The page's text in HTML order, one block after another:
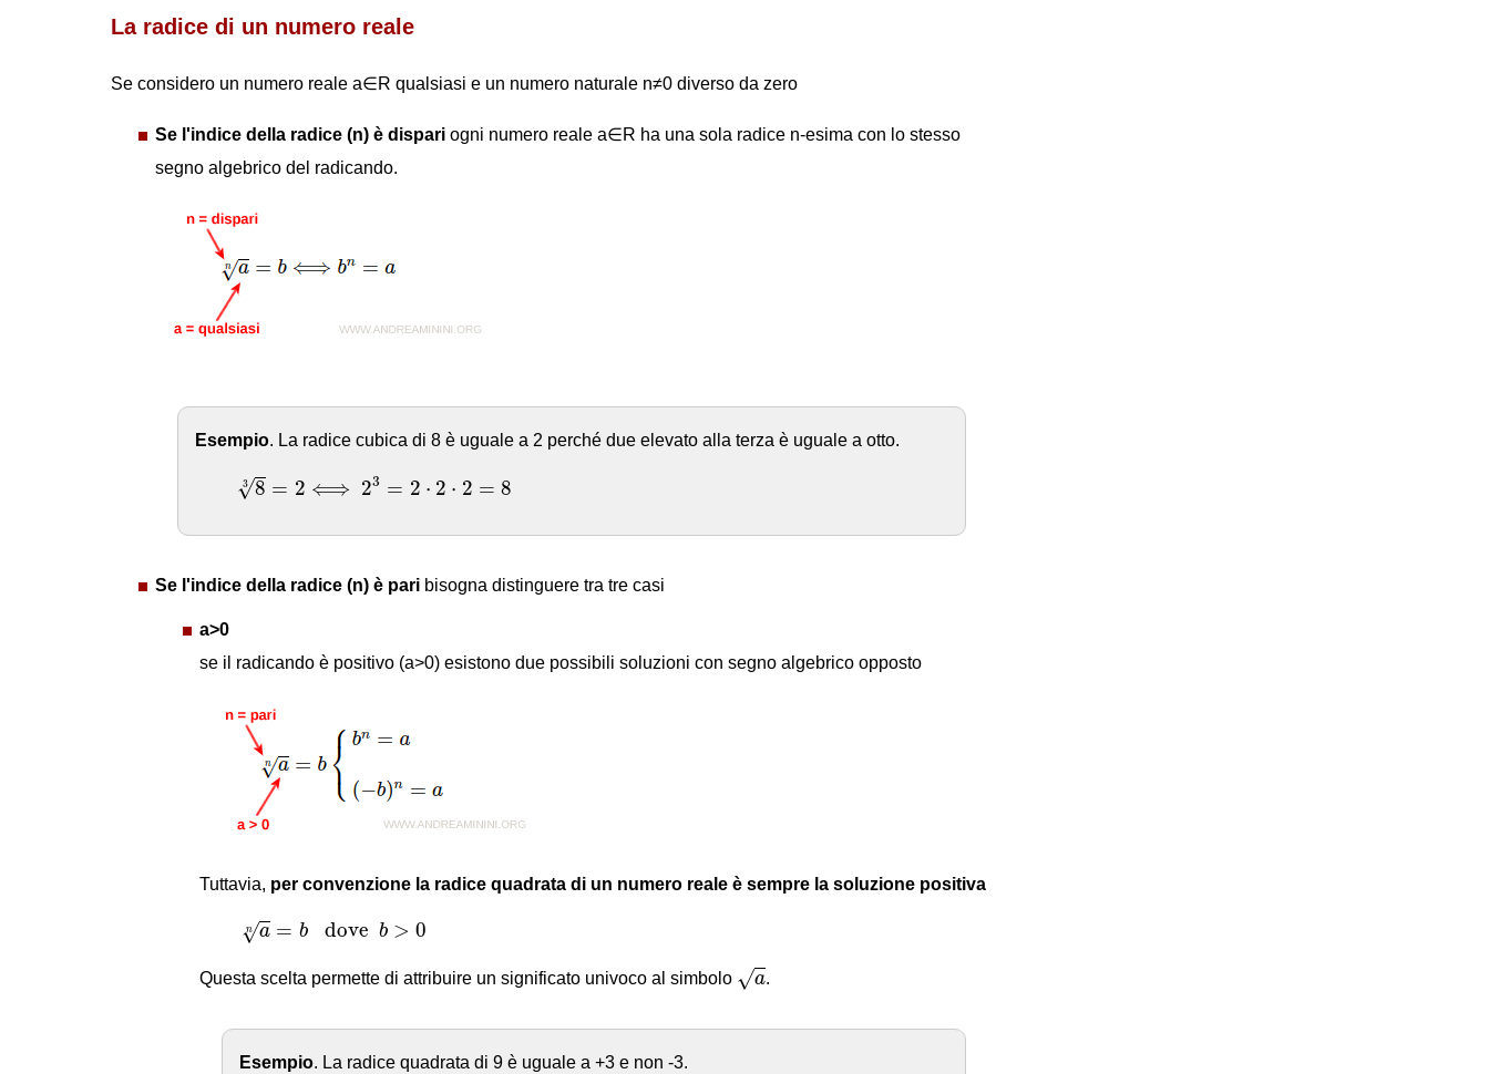
La radice di un numero reale
Se considero un numero reale a∈R qualsiasi e un numero naturale n≠0 diverso da zero
Se l'indice della radice (n) è dispari ogni numero reale a∈R ha una sola radice n-esima con lo stesso
segno algebrico del radicando.
Esempio. La radice cubica di 8 è uguale a 2 perché due elevato alla terza è uguale a otto.
3
√8 = 2 ⟺ 23 = 2 ⋅ 2 ⋅ 2 = 8
3= 23 ⋅2 2 8
Se l'indice della radice (n) è pari bisogna distinguere tra tre casi
a>0
se il radicando è positivo (a>0) esistono due possibili soluzioni con segno algebrico opposto
Tuttavia, per convenzione la radice quadrata di un numero reale è sempre la soluzione positiva
n
√a = b dove b > 0
an b dove b
Questa scelta permette di attribuire un significato univoco al simbolo √a.
Esempio. La radice quadrata di 9 è uguale a +3 e non -3.